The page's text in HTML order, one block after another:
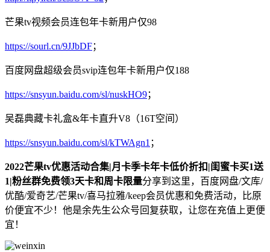
芒果tv视频会员连包年卡新用户仅98
https://sourl.cn/9JJbDF；
百度网盘超级会员svip连包年卡新用户仅188
https://snsyun.baidu.com/sl/nuskHO9；
吴磊典藏卡礼盒&年卡直升V8（16T空间）
https://snsyun.baidu.com/sl/kTWAgn1 ；
2022芒果tv优惠活动合集|月卡季卡年卡低价折扣|闺蜜卡买1送
1|粉丝群免费领3天卡和周卡限量分享到这里，百度网盘/文库/
优酷/爱奇艺/芒果tv/喜马拉雅/keep会员优惠和免费活动，比原
价便宜不少！他是余先生公众号回复获取，让您在充值上更便
宜！